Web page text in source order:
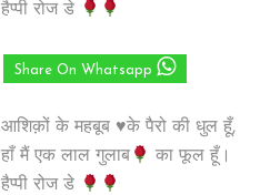
हैप्पी रोज डे
Share On Whatsapp
आशिक़ों के महबूब ♥️के पैरो की धुल हूँ,
हाँ मैं एक लाल गुलाब
का फूल हूँ।
हैप्पी रोज डे